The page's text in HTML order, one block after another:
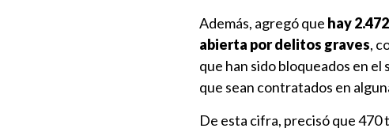
Además, agregó que hay
abierta por delitos graves,
que han sido bloqueados en
que sean contratados en
De esta cifra, precisó que 470